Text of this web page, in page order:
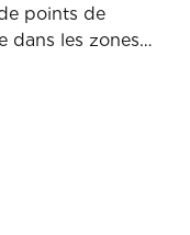
points de
dans les zones
la circulation
cellulaire. Ce
naturel de la